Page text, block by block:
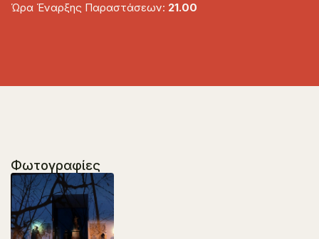
Ώρα Έναρξης Παραστάσεων: 21.00
Φωτογραφίες